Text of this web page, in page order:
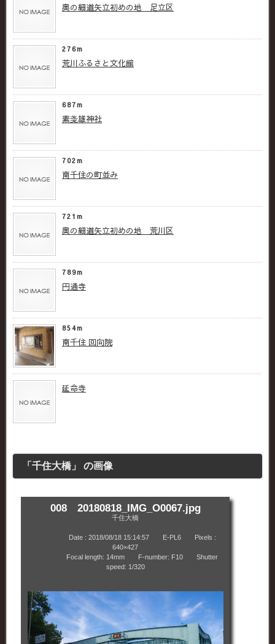
奥の細道矢立初めの地 足立区
276m
荒川ふるさと文化館
687m
素戔雄神社
702m
南千住の町並み
721m
奥の細道矢立初めの地 荒川区
789m
円通寺
854m
南千住 回向院
延命寺
「千住大橋」 の画像
008 20180818_IMG_O0067.jpg
千住大橋
Date : 2018/08/18 15:14:57 E-PL6 Pixels :
640×427
Focal length: 14mm F-number: F10 Shutter
speed: 1/320